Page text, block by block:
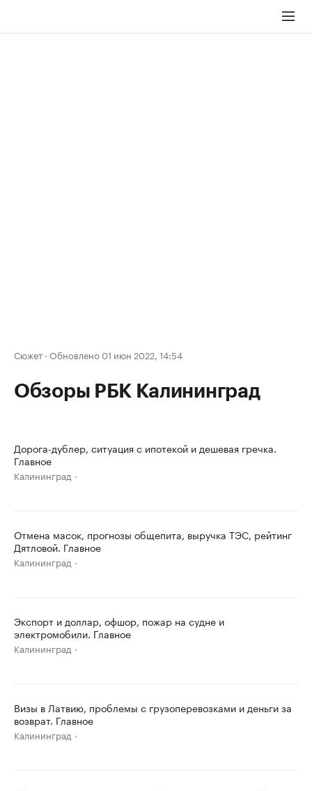
Сюжет · Обновлено 01 июн 2022, 14:54
Обзоры РБК Калининград
Дорога-дублер, ситуация с ипотекой и дешевая гречка.
Главное
Калининград
Отмена масок, прогнозы общепита, выручка ТЭС, рейтинг
Дятловой. Главное
Калининград
Экспорт и доллар, офшор, пожар на судне и
электромобили. Главное
Калининград
Визы в Латвию, проблемы с грузоперевозками и деньги за
возврат. Главное
Калининград